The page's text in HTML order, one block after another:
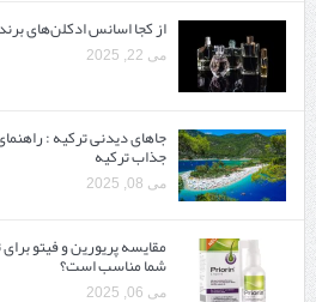
از کجا اسانس ادکلن‌های
می 22, 2025
جاهای دیدنی ترکیه :
جذاب ترکیه
می 08, 2025
مقایسه پریورین و فیتو
شما مناسب است؟
می 06, 2025